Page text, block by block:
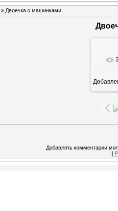
» Двоечка с машинками
Добавлять комментарии
[